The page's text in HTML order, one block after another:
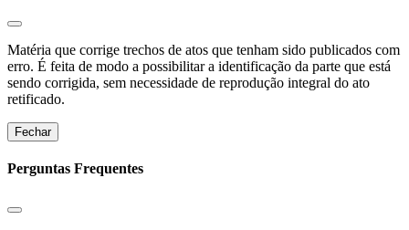
Matéria que corrige trechos de atos que tenham sido publicados com
erro. É feita de modo a possibilitar a identificação da parte que está
sendo corrigida, sem necessidade de reprodução integral do ato
retificado.
Fechar
Perguntas Frequentes